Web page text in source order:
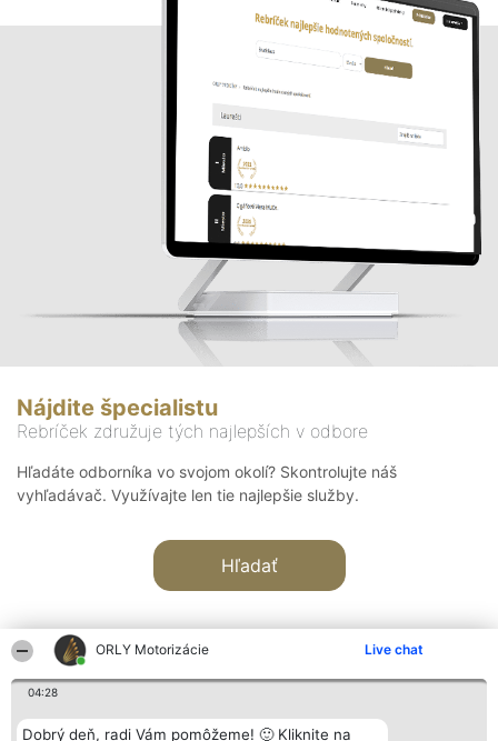
ORLY Motorizácie Live chat
04:28
Dobrý deň, radi Vám pomôžeme! 🙂 Kliknite na
Nájdite špecialistu
Rebríček združuje tých najlepších v odbore
Hľadáte odborníka vo svojom okolí? Skontrolujte náš
vyhľadávač. Využívajte len tie najlepšie služby.
Hľadať
Organizátor hodnotenia Hodnotenie Kontakt